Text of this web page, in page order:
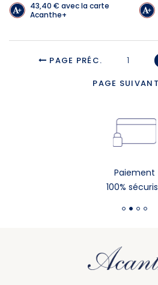
43,40 € avec la carte
Acanthe+
PAGE PRÉC. 1
PAGE
Paiement
100%